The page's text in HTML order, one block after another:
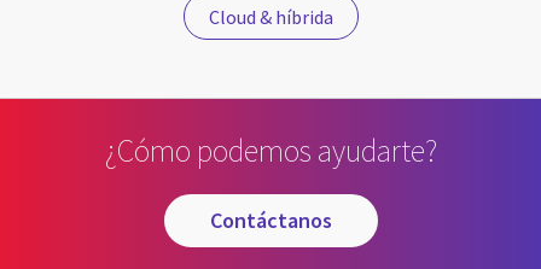
Cloud & híbrida
¿Cómo podemos ayudarte?
contáctanos